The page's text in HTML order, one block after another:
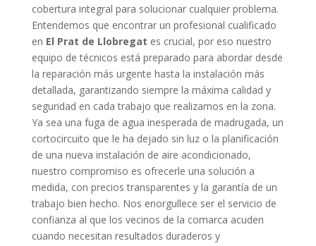
cobertura integral para solucionar cualquier problema.
Entendemos que encontrar un profesional cualificado
en El Prat de Llobregat es crucial, por eso nuestro
equipo de técnicos está preparado para abordar desde
la reparación más urgente hasta la instalación más
detallada, garantizando siempre la máxima calidad y
seguridad en cada trabajo que realizamos en la zona.
Ya sea una fuga de agua inesperada de madrugada, un
cortocircuito que le ha dejado sin luz o la planificación
de una nueva instalación de aire acondicionado,
nuestro compromiso es ofrecerle una solución a
medida, con precios transparentes y la garantía de un
trabajo bien hecho. Nos enorgullece ser el servicio de
confianza al que los vecinos de la comarca acuden
cuando necesitan resultados duraderos y